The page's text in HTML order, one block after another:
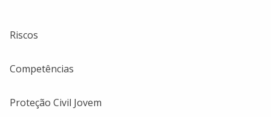
Riscos
Competências
Proteção Civil Jovem